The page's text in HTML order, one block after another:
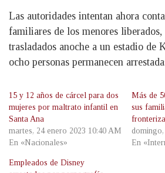
Las autoridades intentan ahora
familiares de los menores
trasladados anoche a un estadio de
ocho personas permanecen
15 y 12 años de cárcel para dos
mujeres por maltrato infantil en
Santa Ana
martes, 24 enero 2023 10:40 AM
En «Nacionales»
Más de
sus
En
Empleados de Disney